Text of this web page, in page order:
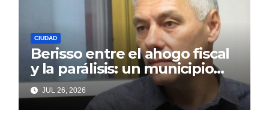
CIUDAD
Berisso entre el ahogo fiscal
y la parálisis: un municipio
acorralado por la falta de
gestión y el desencanto
vecino
JUL 26, 2026